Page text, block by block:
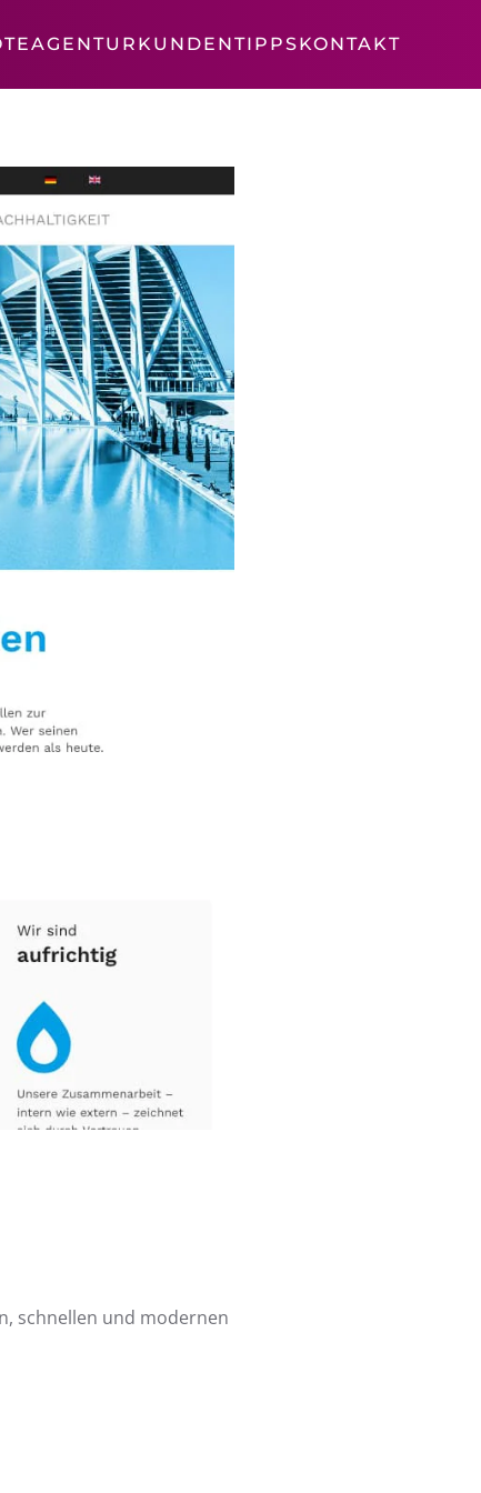
AGENTUR KUNDENTIPPSKONTAKT
schnellen und modernen